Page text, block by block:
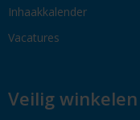
Inhaakkalender
Vacatures
Veilig winkelen